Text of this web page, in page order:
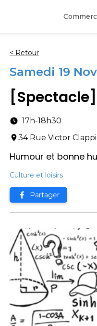
< Retour
Samedi 19
17h-18h30
34 Rue Victor
Humour et bonne
Culture et loisirs
Partager